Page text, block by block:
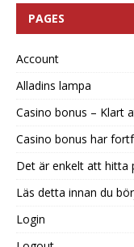
PAGES
Account
Alladins lampa
Casino bonus – Klart
Casino bonus har
Det är enkelt att hitta
Läs detta innan du
Login